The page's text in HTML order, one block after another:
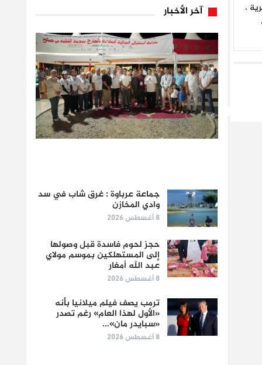
،
آخر الأخبار
جماعة عرباوة : غرق شاب في سد
وادي المخازن
8 أغسطس 2026
حجز لحوم فاسدة قبل وصولها
إلى المستهلكين بموسم مولاي
عبد الله أمغار
8 أغسطس 2026
ترمب يصف فيلم ميلانيا بأنه
«الأول لهذا العام» رغم تصدر
«سبايدر مان»…
8 أغسطس 2026